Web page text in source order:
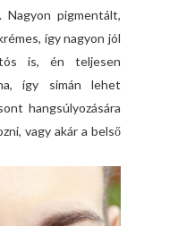
pigmentált,
így nagyon jól
is, én teljesen
így simán lehet
hangsúlyozására
vagy akár a belső